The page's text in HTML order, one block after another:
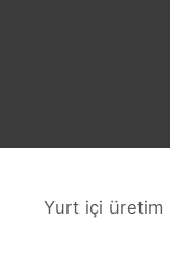
Yurt içi üretim